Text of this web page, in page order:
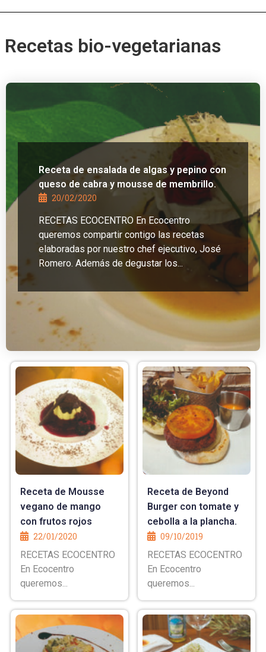
Recetas bio-vegetarianas
Receta de ensalada de algas y pepino con
queso de cabra y mousse de membrillo.
20/02/2020
RECETAS ECOCENTRO En Ecocentro
queremos compartir contigo las recetas
elaboradas por nuestro chef ejecutivo, José
Romero. Además de degustar los...
Receta de Mousse
vegano de mango
con frutos rojos
22/01/2020
RECETAS ECOCENTRO
En Ecocentro
queremos...
Receta de Beyond
Burger con tomate y
cebolla a la plancha.
09/10/2019
RECETAS ECOCENTRO
En Ecocentro
queremos...